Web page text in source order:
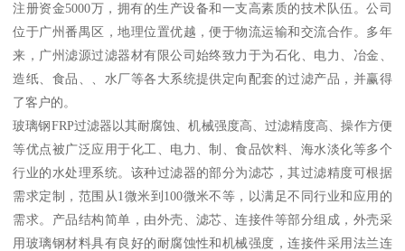
注册资金5000万，拥有的生产设备和一支高素质的技术队伍。公司
位于广州番禺区，地理位置优越，便于物流运输和交流合作。多年
来，广州滤源过滤器材有限公司始终致力于为石化、电力、冶金、
造纸、食品、、水厂等各大系统提供定向配套的过滤产品，并赢得
了客户的。
玻璃钢FRP过滤器以其耐腐蚀、机械强度高、过滤精度高、操作方便
等优点被广泛应用于化工、电力、制、食品饮料、海水淡化等多个
行业的水处理系统。该种过滤器的部分为滤芯，其过滤精度可根据
需求定制，范围从1微米到100微米不等，以满足不同行业和应用的
需求。产品结构简单，由外壳、滤芯、连接件等部分组成，外壳采
用玻璃钢材料具有良好的耐腐蚀性和机械强度，连接件采用法兰连